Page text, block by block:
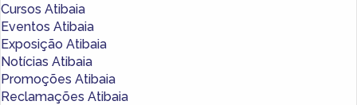
Cursos Atibaia
Eventos Atibaia
Exposição Atibaia
Notícias Atibaia
Promoções Atibaia
Reclamações Atibaia